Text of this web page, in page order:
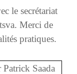
le secrétariat
Merci de
pratiques.
Saada